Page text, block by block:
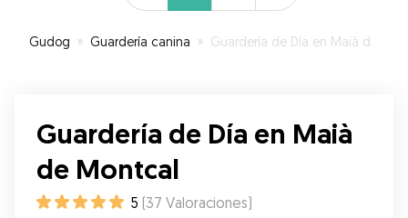
Gudog » Guardería canina » Guardería de Día en Maià de Montcal
Guardería de Día en Maià
de Montcal
5 (37 Valoraciones)